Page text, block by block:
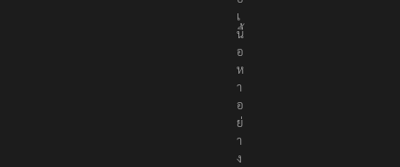
เ
นื้
อ
ห
า
อ
ย่
า
ง